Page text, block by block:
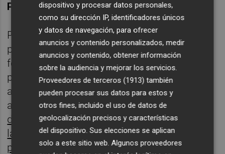
Partidos femeninos con asistencia normal
Puesto que en ningún momento de la
presente temporada la asistencia a partidos
femeninos ha superado el nuevo aforo
permitido por las autoridades, se continuará
accediendo con normalidad, mediante
abono global, femenino o entradas.
de que para algún partido concreto se diera
la circunstancia de que se superara el aforo
permitido, el Club lo comunicaría y tomaría
dispositivo y procesar datos personales,
como su dirección IP, identificadores únicos
y datos de navegación, para ofrecer
anuncios y contenido personalizados, medir
anuncios y contenido, obtener información
sobre la audiencia y mejorar los servicios.
Proveedores de terceros (1913) también
pueden procesar sus datos para estos y
otros fines, incluido el uso de datos de
geolocalización precisos y características
del dispositivo. Sus elecciones se aplican
solo a este sitio web. Algunos proveedores